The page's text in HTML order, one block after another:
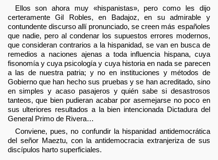
Ellos son ahora muy «hispanistas», pero como les dijo
certeramente Gil Robles, en Badajoz, en su admirable y
contundente discurso allí pronunciado, se creen más españoles
que nadie, pero al condenar los supuestos errores modernos,
que consideran contrarios a la hispanidad, se van en busca de
remedios a naciones ajenas a toda influencia hispana, cuya
fisonomía y cuya psicología y cuya historia en nada se parecen
a las de nuestra patria; y no en instituciones y métodos de
Gobierno que han hecho sus pruebas y se han acreditado, sino
en simples y acaso pasajeros y quién sabe si desastrosos
tanteos, que bien pudieran acabar por asemejarse no poco en
sus ulteriores resultados a la bien intencionada Dictadura del
General Primo de Rivera…
Conviene, pues, no confundir la hispanidad antidemocrática
del señor Maeztu, con la antidemocracia extranjeriza de sus
discípulos harto superficiales.